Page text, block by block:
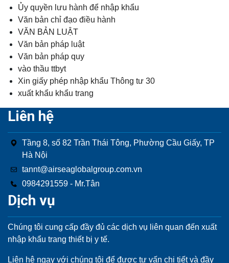
Ủy quyền lưu hành để nhập khẩu
Văn bản chỉ đạo điều hành
VĂN BẢN LUẬT
Văn bản pháp luật
Văn bản pháp quy
vào thầu ttbyt
Xin giấy phép nhập khẩu Thông tư 30
xuất khẩu khẩu trang
Liên hệ
Tầng 8, số 82 Trần Thái Tông, Phường Cầu Giấy, TP
Hà Nội
tannt@airseaglobalgroup.com.vn
0984291559 - Mr.Tân
Dịch vụ
Chúng tôi cung cấp đầy đủ các dịch vụ liên quan đến xuất
nhập khẩu trang thiết bị y tế.
Liên hệ ngay với chúng tôi để được tư vấn chi tiết và đầy